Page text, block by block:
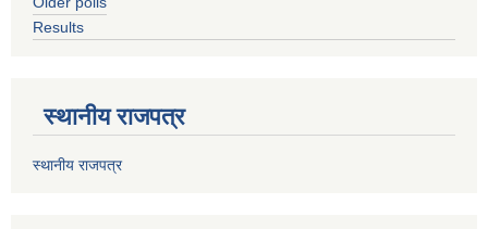
Results
स्थानीय राजपत्र
स्थानीय राजपत्र